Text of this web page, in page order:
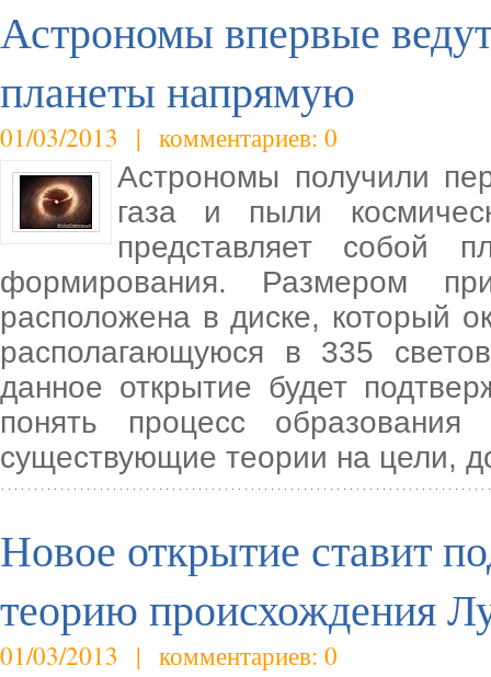
Астрономы впервые
планеты напрямую
01/03/2013 | комментариев: 0
Астрономы получили
газа и пыли
представляет собой
формирования. Размером
расположена в диске, который
располагающуюся в 335
данное открытие будет
понять процесс
существующие теории на цели,
Новое открытие ставит
теорию происхождения
01/03/2013 | комментариев: 0